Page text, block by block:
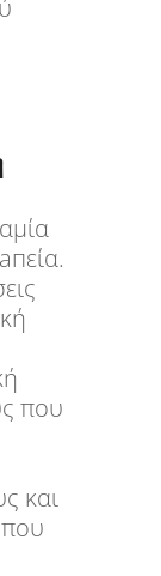
που
και